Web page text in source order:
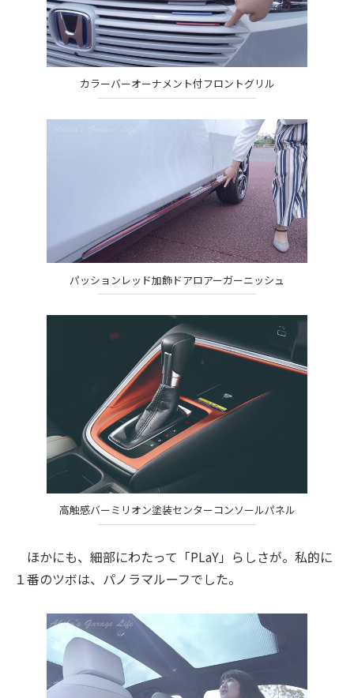
カラーバーオーナメント付フロントグリル
パッションレッド加飾ドアロアーガーニッシュ
高触感バーミリオン塗装センターコンソールパネル
ほかにも、細部にわたって「PLaY」らしさが。私的に
１番のツボは、パノラマルーフでした。